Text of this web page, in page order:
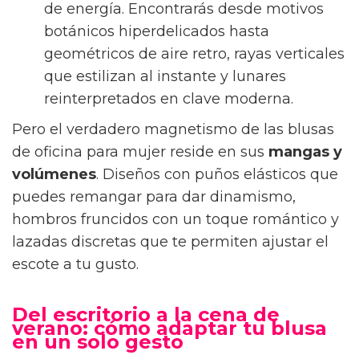
de energía. Encontrarás desde motivos
botánicos hiperdelicados hasta
geométricos de aire retro, rayas verticales
que estilizan al instante y lunares
reinterpretados en clave moderna.
Pero el verdadero magnetismo de las blusas
de oficina para mujer reside en sus mangas y
volúmenes. Diseños con puños elásticos que
puedes remangar para dar dinamismo,
hombros fruncidos con un toque romántico y
lazadas discretas que te permiten ajustar el
escote a tu gusto.
Del escritorio a la cena de
verano: cómo adaptar tu blusa
en un solo gesto